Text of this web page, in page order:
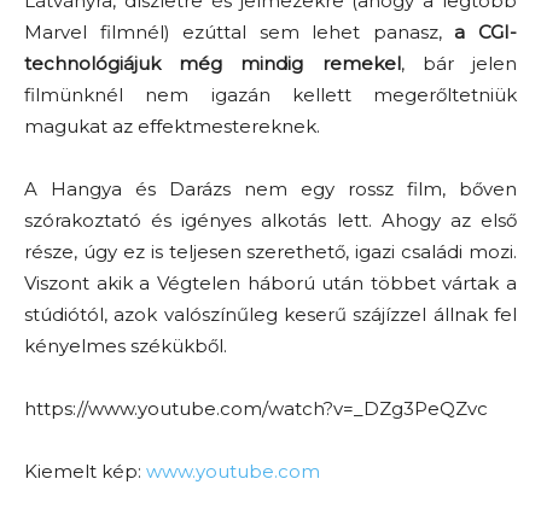
Marvel filmnél) ezúttal sem lehet panasz, a CGI-
technológiájuk még mindig remekel, bár jelen
filmünknél nem igazán kellett megerőltetniük
magukat az effektmestereknek.
A Hangya és Darázs nem egy rossz film, bőven
szórakoztató és igényes alkotás lett. Ahogy az első
része, úgy ez is teljesen szerethető, igazi családi mozi.
Viszont akik a Végtelen háború után többet vártak a
stúdiótól, azok valószínűleg keserű szájízzel állnak fel
kényelmes székükből.
https://www.youtube.com/watch?v=_DZg3PeQZvc
Kiemelt kép: www.youtube.com